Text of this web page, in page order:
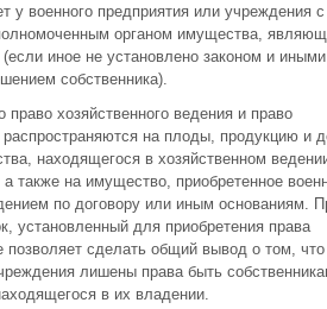
у военного предприятия или учреждения с
органом имущества,
иное не установлено законом и иными
собственника).
право хозяйственного ведения и право
распространяются на плоды, продукцию и
находящегося в хозяйственном
также на имущество, приобретенное
по договору или иным основаниям.
установленный для приобретения права
позволяет сделать общий вывод о том, что
лишены права быть
в их владении.